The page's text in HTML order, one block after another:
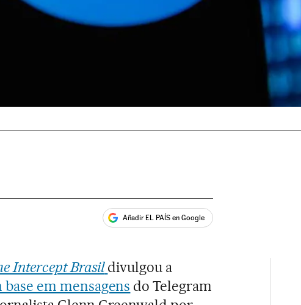
Añadir EL PAÍS en Google
Intercept Brasildivulgou a
em mensagens do Telegram